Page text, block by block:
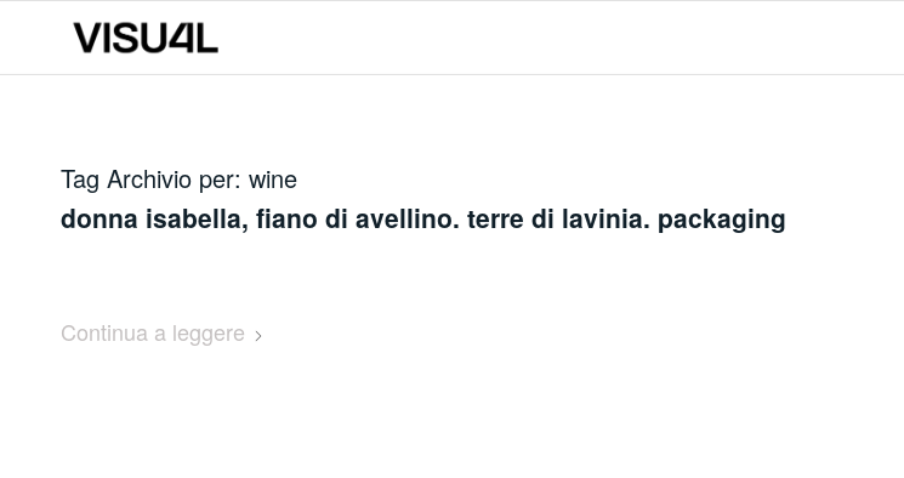
Tag Archivio per: wine
donna isabella, fiano di avellino. terre di lavinia. packaging
Continua a leggere